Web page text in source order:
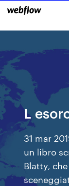
L
31 mar
un libro
Blatty,